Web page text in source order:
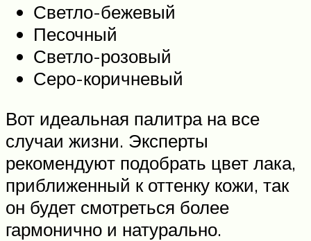
Светло-бежевый
Песочный
Светло-розовый
Серо-коричневый
Вот идеальная палитра на все
случаи жизни. Эксперты
рекомендуют подобрать цвет лака,
приближенный к оттенку кожи, так
он будет смотреться более
гармонично и натурально.